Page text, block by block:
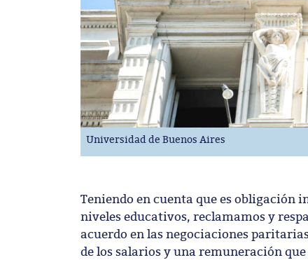
Universidad de Buenos Aires
Teniendo en cuenta que es obligación
niveles educativos, reclamamos y
acuerdo en las negociaciones
de los salarios y una remuneración